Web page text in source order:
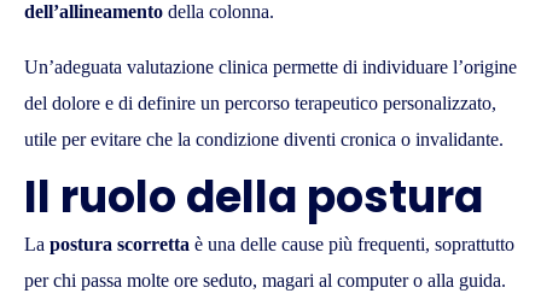
dell’allineamento della colonna.
Un’adeguata valutazione clinica permette di individuare l’origine
del dolore e di definire un percorso terapeutico personalizzato,
utile per evitare che la condizione diventi cronica o invalidante.
Il ruolo della postura
La postura scorretta è una delle cause più frequenti, soprattutto
per chi passa molte ore seduto, magari al computer o alla guida.